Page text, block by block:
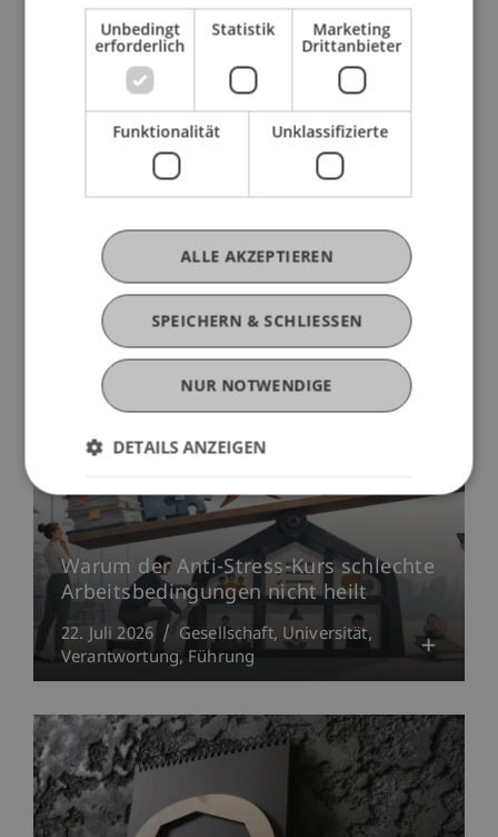
Mehr News
Warum der Anti-Stress-Kurs schlechte
Arbeitsbedingungen nicht heilt
22. Juli 2026 Gesellschaft Universität
Verantwortung Führung
Unbedingt
erforderlich
Statistik Marketing
Drittanbieter
Funktionalität Unklassifizierte
SPEICHERN & SCHLIESSEN
ALLE AKZEPTIEREN
NUR NOTWENDIGE
DETAILS ANZEIGEN